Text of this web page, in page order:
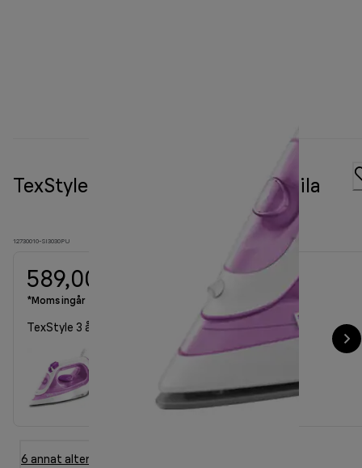
TexStyle 3 ångstrykjärn SI 3030 lila
12730010-SI3030PU
589,00 kr
*Moms ingår
TexStyle 3 ångstrykjärn SI 3030 lila
6 annat alternativ